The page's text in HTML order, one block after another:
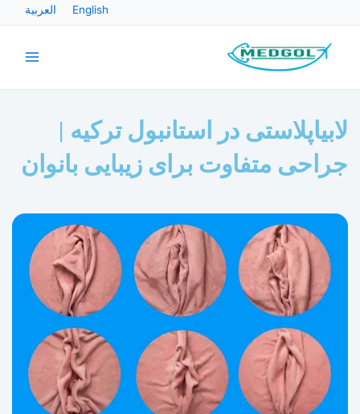
English العربية
لابیاپلاستی در استانبول ترکیه |
جراحی متفاوت برای زیبایی بانوان